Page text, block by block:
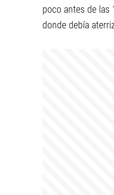
poco antes de las
donde debía